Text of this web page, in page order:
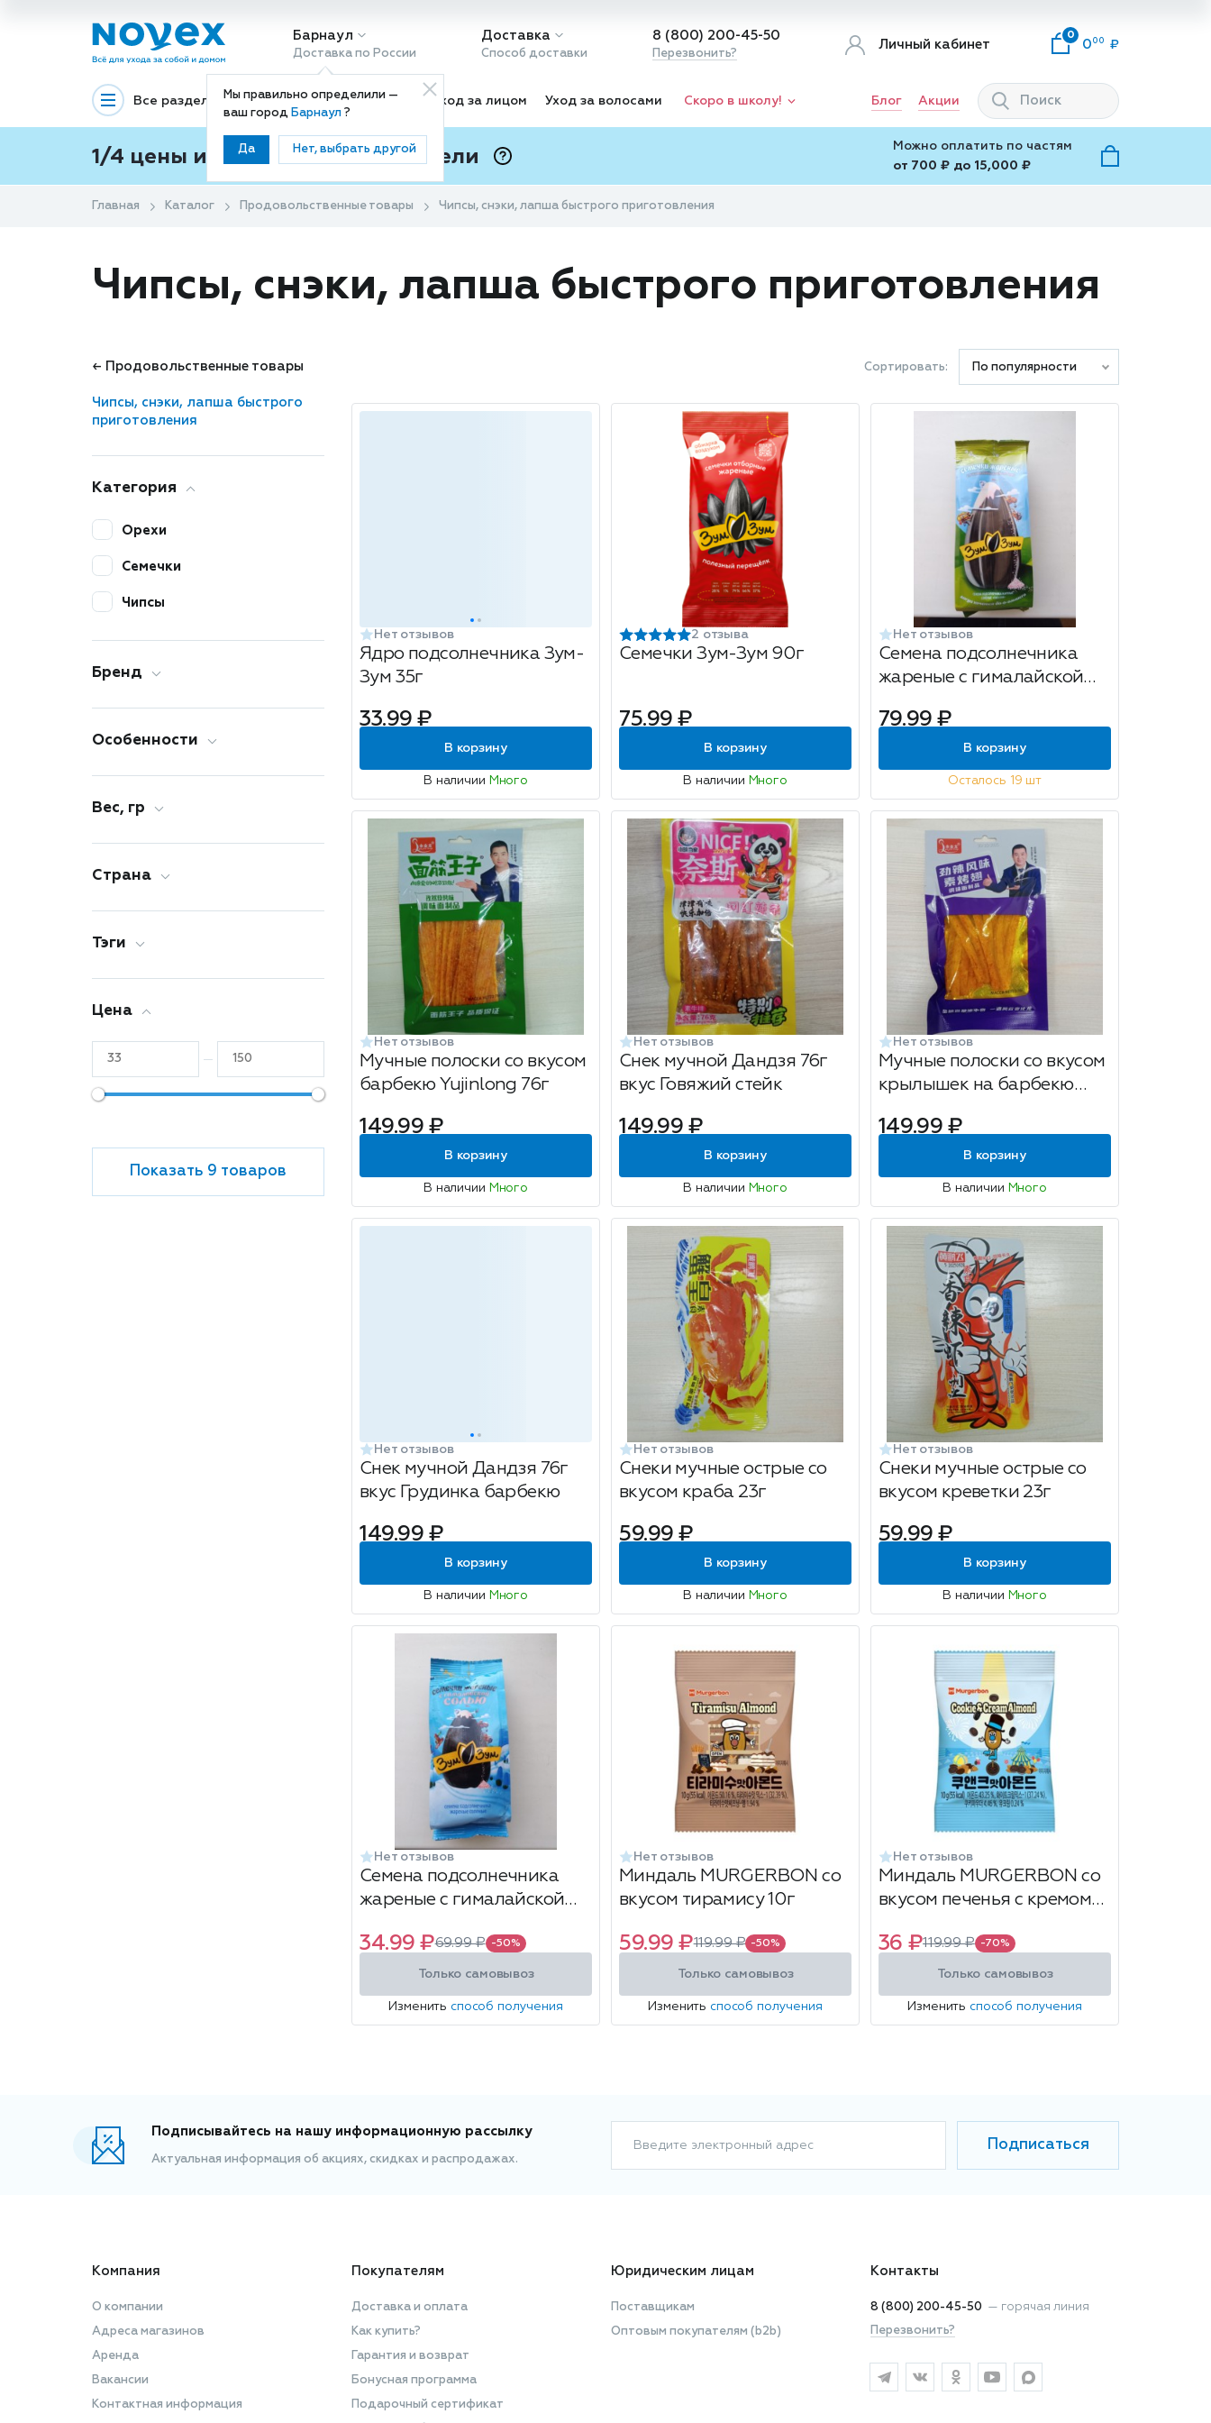
Барнаул
Доставка по России
Мы правильно определили —
ваш город Барнаул?
Да Нет, выбрать другой
Доставка
Способ доставки
8 (800) 200-45-50
Перезвонить?
Личный кабинет
0
0 00
Все разделы Декоративная косметика Уход за лицом Уход за волосами Скоро в школу! Блог Акции
1/4 цены и покупки ваши с Подели
Можно оплатить по частям
от 700 ₽ до 15,000 ₽
Главная Каталог Продовольственные товары Чипсы, снэки, лапша быстрого приготовления
Чипсы, снэки, лапша быстрого приготовления
← Продовольственные товары
Чипсы, снэки, лапша быстрого
приготовления
Категория
Орехи
Семечки
Чипсы
Бренд
Особенности
Вес, гр
Страна
Тэги
Цена
Показать 9 товаров
Сортировать: По популярности
Нет отзывов
Ядро подсолнечника Зум-
Зум 35г
33.99 ₽
В корзину
В наличии Много
2 отзыва
Семечки Зум-Зум 90г
75.99 ₽
В корзину
В наличии Много
Нет отзывов
Семена подсолнечника
жареные с гималайской
79.99 ₽
В корзину
Осталось 19 шт
Нет отзывов
Мучные полоски со вкусом
барбекю Yujinlong 76г
149.99 ₽
В корзину
В наличии Много
Нет отзывов
Снек мучной Дандзя 76г
вкус Говяжий стейк
149.99 ₽
В корзину
В наличии Много
Нет отзывов
Мучные полоски со вкусом
крылышек на барбекю
149.99 ₽
В корзину
В наличии Много
Нет отзывов
Снек мучной Дандзя 76г
вкус Грудинка барбекю
149.99 ₽
В корзину
В наличии Много
Нет отзывов
Снеки мучные острые со
вкусом краба 23г
59.99 ₽
В корзину
В наличии Много
Нет отзывов
Снеки мучные острые со
вкусом креветки 23г
59.99 ₽
В корзину
В наличии Много
Нет отзывов
Семена подсолнечника
жареные с гималайской
34.99 ₽69.99 ₽ -50%
Только самовывоз
Изменить способ получения
Нет отзывов
Миндаль MURGERBON со
вкусом тирамису 10г
59.99 ₽119.99 ₽ -50%
Только самовывоз
Изменить способ получения
Нет отзывов
Миндаль MURGERBON со
вкусом печенья с кремом
36 ₽119.99 ₽ -70%
Только самовывоз
Изменить способ получения
Подписывайтесь на нашу информационную рассылку
Актуальная информация об акциях, скидках и распродажах.
Введите электронный адрес Подписаться
Компания
О компании
Адреса магазинов
Аренда
Вакансии
Контактная информация
Покупателям
Доставка и оплата
Как купить?
Гарантия и возврат
Бонусная программа
Подарочный сертификат
Юридическим лицам
Поставщикам
Оптовым покупателям (b2b)
Контакты
8 (800) 200-45-50 — горячая линия
Перезвонить?